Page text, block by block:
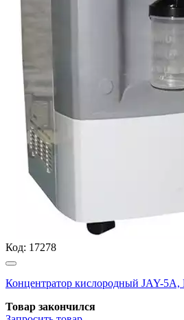
Код: 17278
Концентратор кислородный JAY-5А,
Товар закончился